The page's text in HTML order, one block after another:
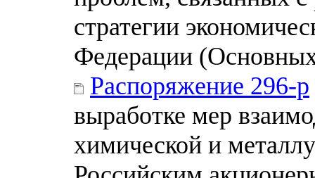
стратегии
Федерации
Распоряжение 296-р
выработке мер
химической и